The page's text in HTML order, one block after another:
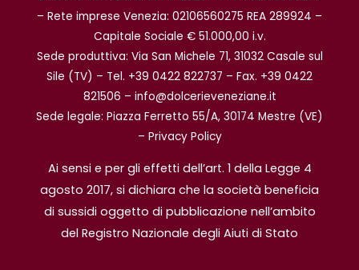
b
o
o
k
-
f
– Rete imprese Venezia: 02106560275 REA 289924 –
Capitale Sociale € 51.000,00 i.v.
Sede produttiva: Via San Michele 71, 31032 Casale sul
Sile (TV) – Tel. +39 0422 822737 – Fax. +39 0422
821506 – info@dolcerieveneziane.it
Sede legale: Piazza Ferretto 55/A, 30174 Mestre (VE)
– Privacy Policy
Ai sensi e per gli effetti dell’art. 1 della Legge 4
agosto 2017, si dichiara che la società beneficia
di sussidi oggetto di pubblicazione nell’ambito
del Registro Nazionale degli Aiuti di Stato